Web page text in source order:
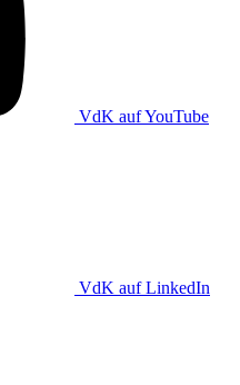
VdK auf YouTube
VdK auf LinkedIn